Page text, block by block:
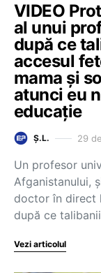
VIDEO
al unui
după ce
accesul
mama și
atunci eu
educație
Ș.L. 29
Un profesor
Afganistanului,
doctor în direct
după ce
Vezi articolul